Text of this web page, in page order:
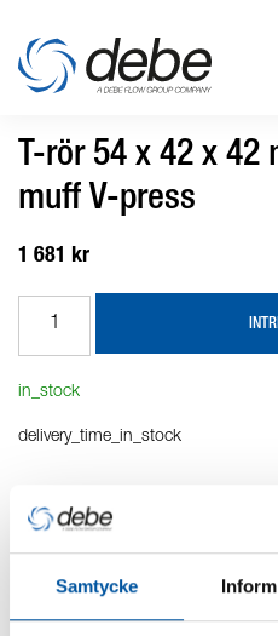
Samtycke
T-rör 54 x 42 x
muff V-press
1 681 kr
in_stock
delivery_time_in_stock
Produktbeskrivning
Kurvor